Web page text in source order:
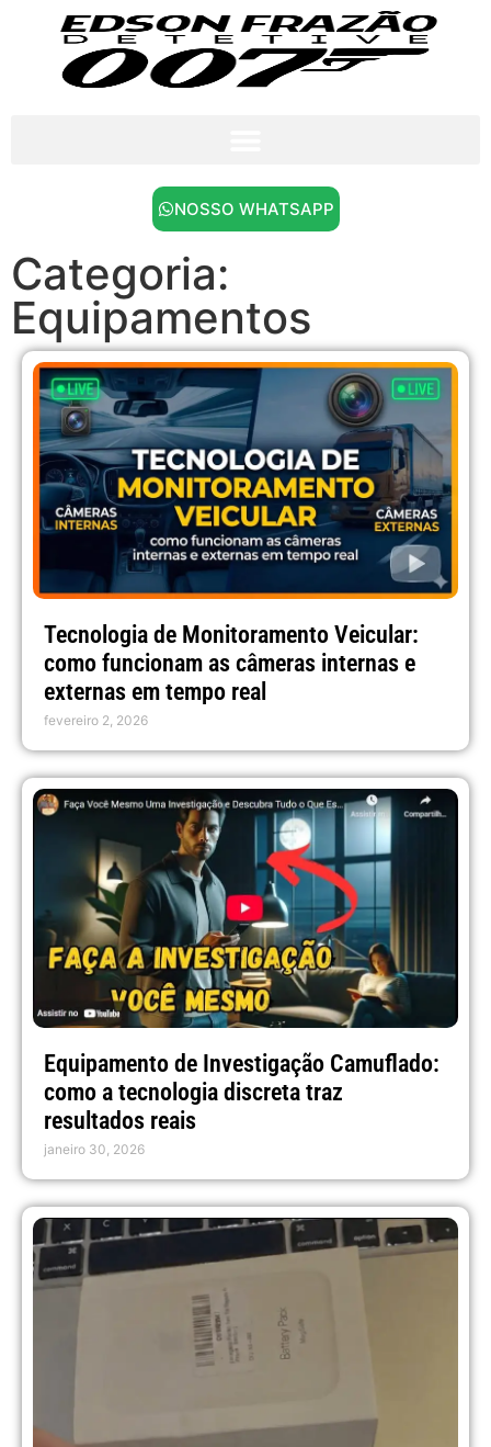
NOSSO WHATSAPP
Categoria:
Equipamentos
Tecnologia de Monitoramento Veicular:
como funcionam as câmeras internas e
externas em tempo real
fevereiro 2, 2026
Equipamento de Investigação Camuflado:
como a tecnologia discreta traz
resultados reais
janeiro 30, 2026